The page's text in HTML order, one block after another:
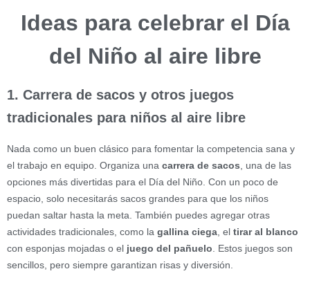
Ideas para celebrar el Día
del Niño al aire libre
1. Carrera de sacos y otros juegos
tradicionales para niños al aire libre
Nada como un buen clásico para fomentar la competencia sana y
el trabajo en equipo. Organiza una carrera de sacos , una de las
opciones más divertidas para el Día del Niño. Con un poco de
espacio, solo necesitarás sacos grandes para que los niños
puedan saltar hasta la meta. También puedes agregar otras
actividades tradicionales, como la gallina ciega , el tirar al blanco
con esponjas mojadas o el juego del pañuelo . Estos juegos son
sencillos, pero siempre garantizan risas y diversión.